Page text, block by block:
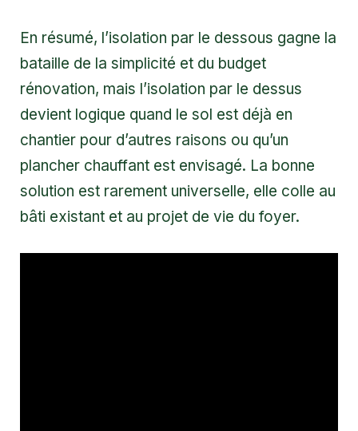
En résumé, l’isolation par le dessous gagne la
bataille de la simplicité et du budget
rénovation, mais l’isolation par le dessus
devient logique quand le sol est déjà en
chantier pour d’autres raisons ou qu’un
plancher chauffant est envisagé. La bonne
solution est rarement universelle, elle colle au
bâti existant et au projet de vie du foyer.